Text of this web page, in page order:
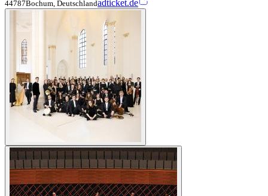
44787Bochum, Deutschlandadticket.de